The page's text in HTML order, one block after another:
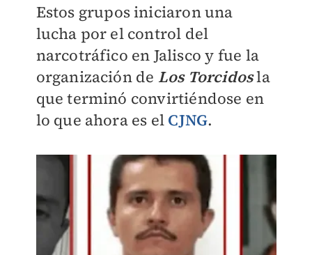
Estos grupos iniciaron una
lucha por el control del
narcotráfico en Jalisco y fue la
organización de Los Torcidosla
que terminó convirtiéndose en
lo que ahora es el CJNG.